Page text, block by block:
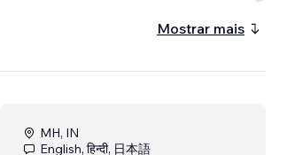
Mostrar mais
MH, IN
English, हिन्दी, 日本語